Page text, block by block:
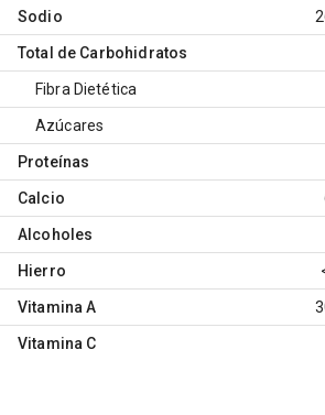
Sodio
Total de Carbohidratos
Fibra Dietética
Azúcares
Proteínas
Calcio
Alcoholes
Hierro
Vitamina A
Vitamina C